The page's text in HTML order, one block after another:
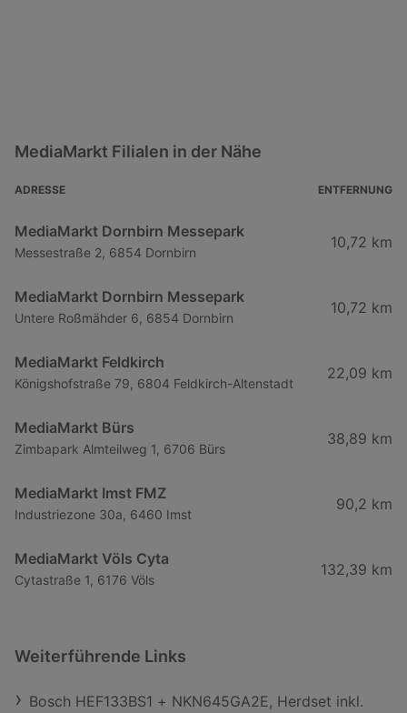
MediaMarkt Filialen in der Nähe
ADRESSE ENTFERNUNG
MediaMarkt Dornbirn Messepark
Messestraße 2, 6854 Dornbirn
10,72 km
MediaMarkt Dornbirn Messepark
Untere Roßmähder 6, 6854 Dornbirn
10,72 km
MediaMarkt Feldkirch
Königshofstraße 79, 6804 Feldkirch-Altenstadt
22,09 km
MediaMarkt Bürs
Zimbapark Almteilweg 1, 6706 Bürs
38,89 km
MediaMarkt Imst FMZ
Industriezone 30a, 6460 Imst
90,2 km
MediaMarkt Völs Cyta
Cytastraße 1, 6176 Völs
132,39 km
Weiterführende Links
Bosch HEF133BS1 + NKN645GA2E, Herdset inkl.